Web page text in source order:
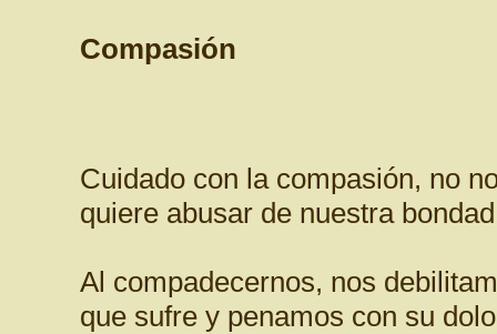
Compasión
Cuidado con la compasión, no
quiere abusar de nuestra
Al compadecernos, nos
que sufre y penamos con su